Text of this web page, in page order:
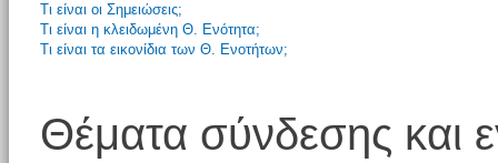
Τι είναι οι Σημειώσεις;
Τι είναι η κλειδωμένη Θ. Ενότητα;
Τι είναι τα εικονίδια των Θ. Ενοτήτων;
Θέματα σύνδεσης και